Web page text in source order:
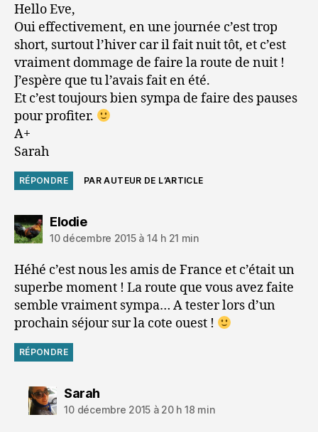
Hello Eve,
Oui effectivement, en une journée c’est trop
short, surtout l’hiver car il fait nuit tôt, et c’est
vraiment dommage de faire la route de nuit !
J’espère que tu l’avais fait en été.
Et c’est toujours bien sympa de faire des pauses
pour profiter.
A+
Sarah
RÉPONDRE PAR AUTEUR DE L’ARTICLE
Elodiedit :
10 décembre 2015 à 14 h 21 min
Héhé c’est nous les amis de France et c’était un
superbe moment ! La route que vous avez faite
semble vraiment sympa… A tester lors d’un
prochain séjour sur la cote ouest !
RÉPONDRE
Sarahdit :
10 décembre 2015 à 20 h 18 min